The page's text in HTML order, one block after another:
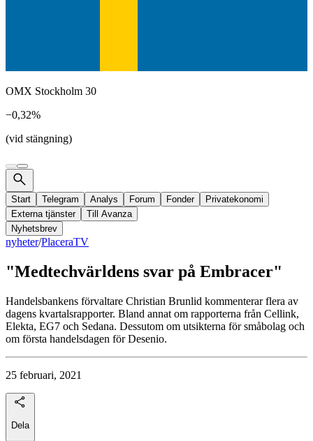
OMX Stockholm 30
−0,32%
(vid stängning)
Start Telegram Analys Forum Fonder
Privatekonomi
Externa tjänster
Till Avanza
Nyhetsbrev
nyheter/PlaceraTV
"Medtechvärldens svar på Embracer"
Handelsbankens förvaltare Christian Brunlid kommenterar flera av
dagens kvartalsrapporter. Bland annat om rapporterna från Cellink,
Elekta, EG7 och Sedana. Dessutom om utsikterna för småbolag och
om första handelsdagen för Desenio.
25 februari, 2021
Dela